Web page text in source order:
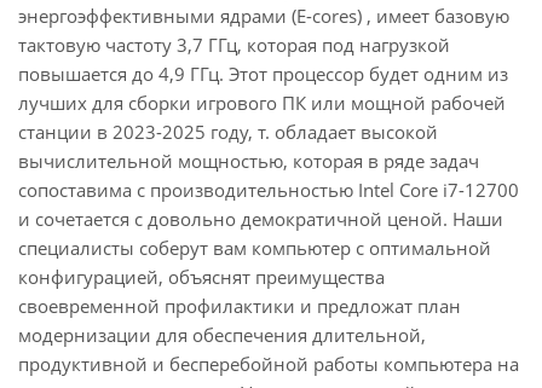
энергоэффективными ядрами (E-cores) , имеет базовую
тактовую частоту 3,7 ГГц, которая под нагрузкой
повышается до 4,9 ГГц. Этот процессор будет одним из
лучших для сборки игрового ПК или мощной рабочей
станции в 2023-2025 году, т. обладает высокой
вычислительной мощностью, которая в ряде задач
сопоставима с производительностью Intel Core i7-12700
и сочетается с довольно демократичной ценой. Наши
специалисты соберут вам компьютер с оптимальной
конфигурацией, объяснят преимущества
своевременной профилактики и предложат план
модернизации для обеспечения длительной,
продуктивной и бесперебойной работы компьютера на